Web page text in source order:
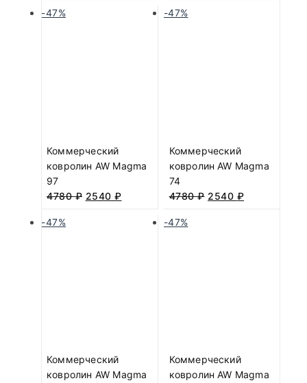
-47%
Коммерческий
ковролин AW Magma
97
4780₽ 2540 ₽
-47%
Коммерческий
ковролин AW Magma
74
4780₽ 2540 ₽
-47%
Коммерческий
ковролин AW Magma
-47%
Коммерческий
ковролин AW Magma